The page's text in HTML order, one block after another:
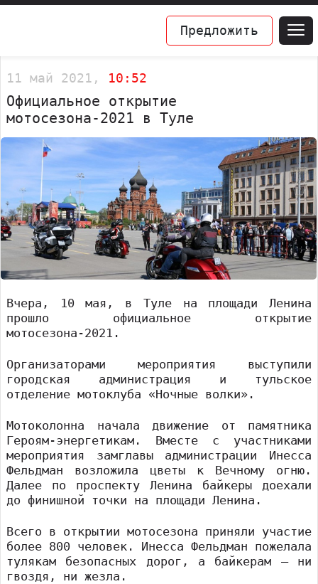
Предложить
11 май 2021, 10:52
Официальное открытие
мотосезона-2021 в Туле
Вчера, 10 мая, в Туле на площади Ленина
прошло официальное открытие
мотосезона-2021.
Организаторами мероприятия выступили
городская администрация и тульское
отделение мотоклуба «Ночные волки».
Мотоколонна начала движение от памятника
Героям-энергетикам. Вместе с участниками
мероприятия замглавы администрации Инесса
Фельдман возложила цветы к Вечному огню.
Далее по проспекту Ленина байкеры доехали
до финишной точки на площади Ленина.
Всего в открытии мотосезона приняли участие
более 800 человек. Инесса Фельдман пожелала
тулякам безопасных дорог, а байкерам — ни
гвоздя, ни жезла.